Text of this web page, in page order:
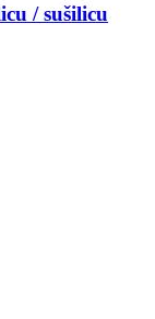
/ sušilicu